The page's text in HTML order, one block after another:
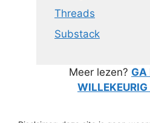
Threads
Substack
Meer lezen? GA